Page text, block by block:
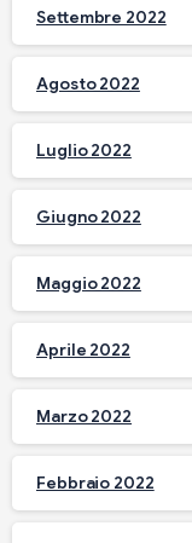
Settembre 2022
Agosto 2022
Luglio 2022
Giugno 2022
Maggio 2022
Aprile 2022
Marzo 2022
Febbraio 2022